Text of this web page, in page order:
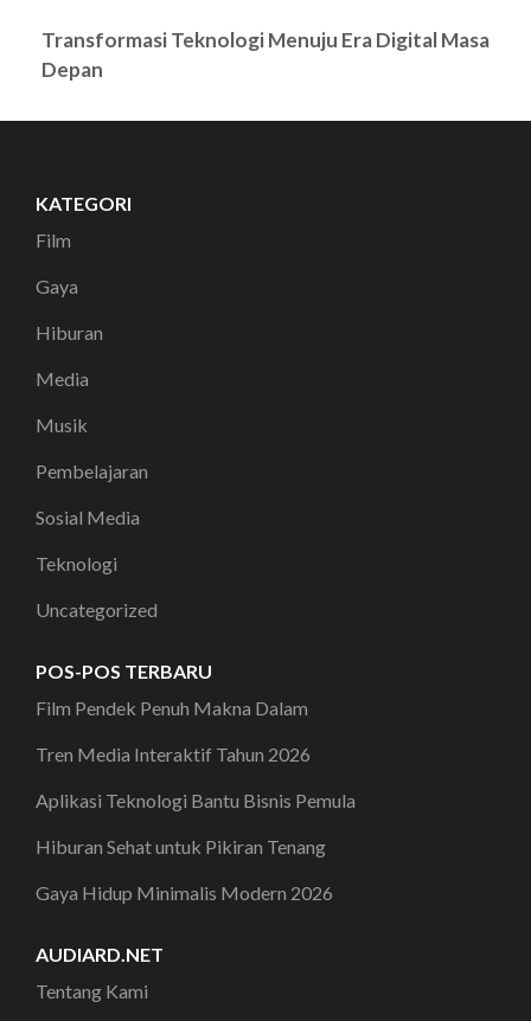
Transformasi Teknologi Menuju Era Digital Masa
Depan
KATEGORI
Film
Gaya
Hiburan
Media
Musik
Pembelajaran
Sosial Media
Teknologi
Uncategorized
POS-POS TERBARU
Film Pendek Penuh Makna Dalam
Tren Media Interaktif Tahun 2026
Aplikasi Teknologi Bantu Bisnis Pemula
Hiburan Sehat untuk Pikiran Tenang
Gaya Hidup Minimalis Modern 2026
AUDIARD.NET
Tentang Kami